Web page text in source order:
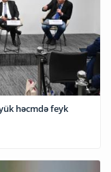
həcmdə feyk